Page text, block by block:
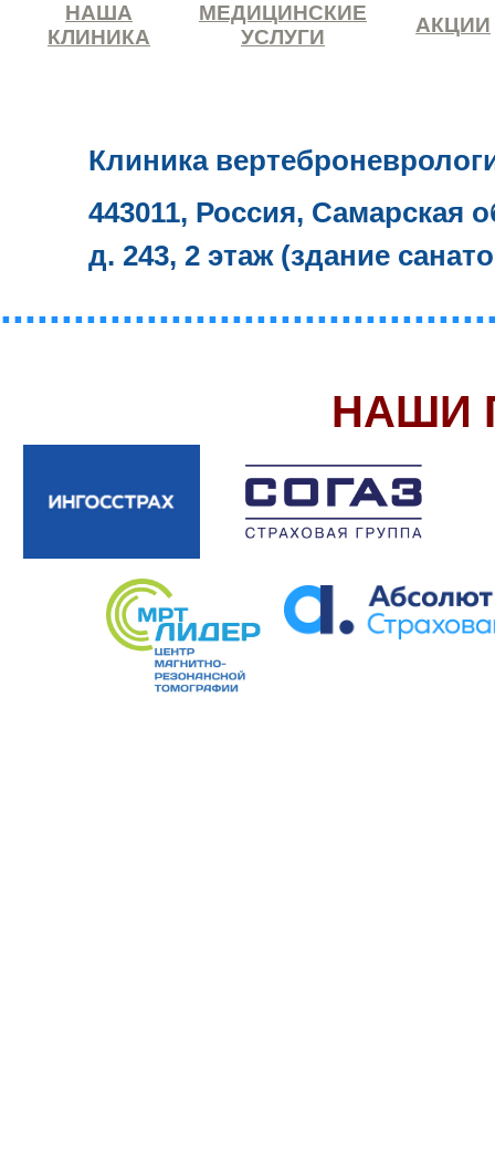
НАША
КЛИНИКА
МЕДИЦИНСКИЕ
УСЛУГИ
АКЦИИ
Клиника
443011, Россия, Самарская
д. 243, 2 этаж (здание
НАШИ